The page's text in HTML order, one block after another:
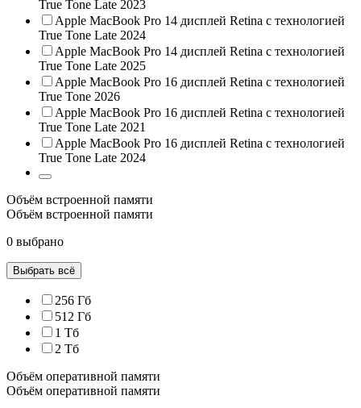
True Tone Late 2023
Apple MacBook Pro 14 дисплей Retina с технологией
True Tone Late 2024
Apple MacBook Pro 14 дисплей Retina с технологией
True Tone Late 2025
Apple MacBook Pro 16 дисплей Retina с технологией
True Tone 2026
Apple MacBook Pro 16 дисплей Retina с технологией
True Tone Late 2021
Apple MacBook Pro 16 дисплей Retina с технологией
True Tone Late 2024
Объём встроенной памяти
Объём встроенной памяти
0 выбрано
Выбрать всё
256 Гб
512 Гб
1 Тб
2 Тб
Объём оперативной памяти
Объём оперативной памяти